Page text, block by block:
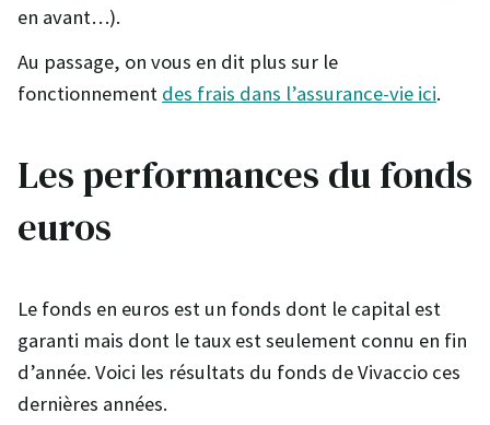
en avant…).
Au passage, on vous en dit plus sur le
fonctionnement des frais dans l’assurance-vie ici.
Les performances du fonds
euros
Le fonds en euros est un fonds dont le capital est
garanti mais dont le taux est seulement connu en fin
d’année. Voici les résultats du fonds de Vivaccio ces
dernières années.